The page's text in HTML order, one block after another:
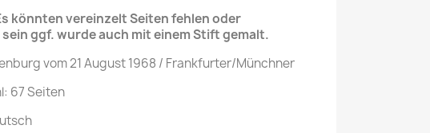
könnten vereinzelt Seiten fehlen oder
ggf. wurde auch mit einem Stift gemalt.
vom 21 August 1968 / Frankfurter/Münchner
67 Seiten